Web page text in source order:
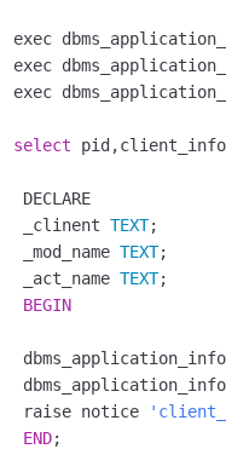
exec
exec
exec
select
DECLARE
_clinent TEXT;
_mod_name TEXT;
_act_name TEXT;
BEGIN
raise notice
END;